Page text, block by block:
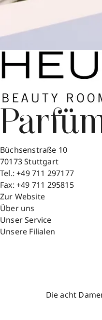
Büchsenstraße 10
70173Stuttgart
Tel.:+49 711 297177
Fax: +49 711 295815
Zur Website
Über uns
Unser Service
Unsere Filialen
Die acht